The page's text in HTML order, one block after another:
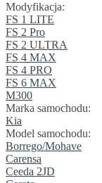
Modyfikacja:
FS 1 LITE
FS 2 Pro
FS 2 ULTRA
FS 4 MAX
FS 4 PRO
FS 6 MAX
M300
Marka samochodu:
Kia
Model samochodu:
Borrego/Mohave
Carensa
Ceeda 2JD